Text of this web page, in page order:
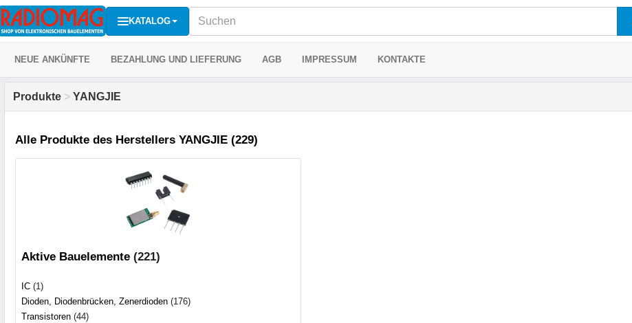
KATALOG
NEUE ANKÜNFTE BEZAHLUNG UND LIEFERUNG AGB IMPRESSUM KONTAKTE
Produkte > YANGJIE
Alle Produkte des Herstellers YANGJIE (229)
Aktive Bauelemente (221)
IC (1)
Dioden, Diodenbrücken, Zenerdioden (176)
Transistoren (44)